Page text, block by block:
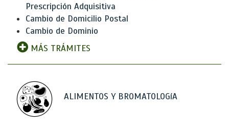
Prescripción Adquisitiva
Cambio de Domicilio Postal
Cambio de Dominio
MÁS TRÁMITES
ALIMENTOS Y BROMATOLOGíA